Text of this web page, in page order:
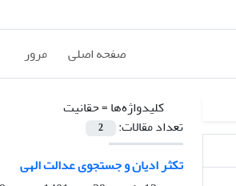
صفحه اصلی مرور
کلیدواژه‌ها =حقانیت
تعداد مقالات:
2
تکثر ادیان و جستجوی عدالت الهی